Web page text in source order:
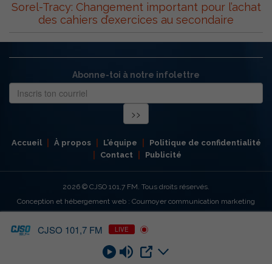
Sorel-Tracy: Changement important pour l’achat
des cahiers d’exercices au secondaire
Abonne-toi à notre infolettre
Accueil À propos L’équipe
Politique de confidentialité
Contact
Publicité
2026 © CJSO 101,7 FM. Tous droits réservés.
Conception et hébergement web : Cournoyer communication marketing
CJSO 101,7 FM LIVE